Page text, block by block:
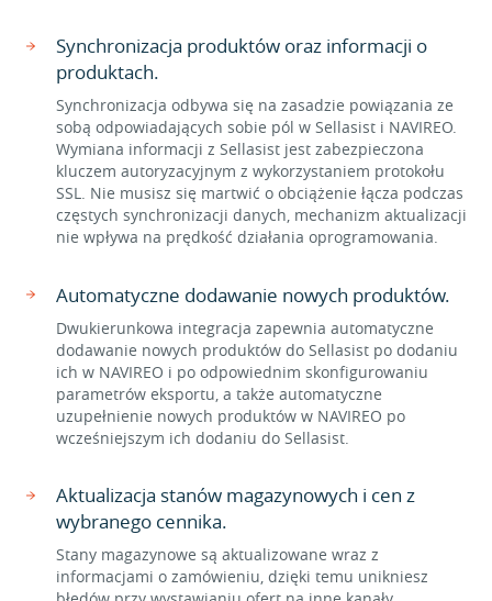
Synchronizacja produktów oraz informacji o
produktach.
Synchronizacja odbywa się na zasadzie powiązania ze
sobą odpowiadających sobie pól w Sellasist i NAVIREO.
Wymiana informacji z Sellasist jest zabezpieczona
kluczem autoryzacyjnym z wykorzystaniem protokołu
SSL. Nie musisz się martwić o obciążenie łącza podczas
częstych synchronizacji danych, mechanizm aktualizacji
nie wpływa na prędkość działania oprogramowania.
Automatyczne dodawanie nowych produktów.
Dwukierunkowa integracja zapewnia automatyczne
dodawanie nowych produktów do Sellasist po dodaniu
ich w NAVIREO i po odpowiednim skonfigurowaniu
parametrów eksportu, a także automatyczne
uzupełnienie nowych produktów w NAVIREO po
wcześniejszym ich dodaniu do Sellasist.
Aktualizacja stanów magazynowych i cen z
wybranego cennika.
Stany magazynowe są aktualizowane wraz z
informacjami o zamówieniu, dzięki temu unikniesz